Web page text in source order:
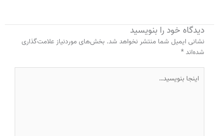
دیدگاه‌ خود را بنویسید
نشانی ایمیل شما منتشر نخواهد شد. بخش‌های موردنیاز علامت‌گذاری
شده‌اند*
بنویسید…